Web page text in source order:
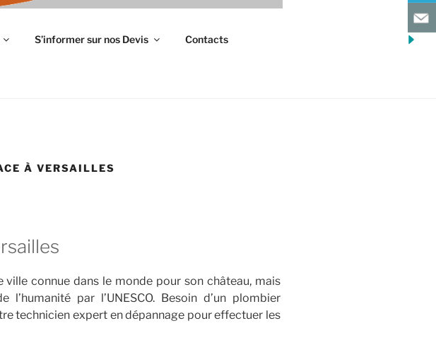
S’informer sur nos Devis Contacts
À VERSAILLES
ville connue dans le monde pour son château, mais
par l’UNESCO. Besoin d’un plombier
technicien expert en dépannage pour effectuer les